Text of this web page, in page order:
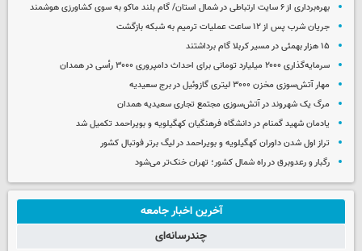
بهره‌برداری از ۶ سایت ارتباطی در شمال استان/ گام بلند ماکو به سوی کشاورزی هوشمند
جریان شرب پس از ۱۲ ساعت عملیات ترمیم به شبکه بازگشت
۱۵ هزار بهمئی در مسیر کربلا گام برداشتند
سرمایه‌گذاری ۲۰۰۰ میلیارد تومانی برای احداث دامپروری ۳۰۰۰ رأسی در همدان
مهار آتش‌سوزی مخزن ۳۰۰۰ لیتری گازوئیل در برج سعیدیه
مرگ یک شهروند در آتش‌سوزی مجتمع تجاری سعیدیه همدان
یادمان شهید گمنام در دانشگاه فرهنگیان کهگیلویه و بویراحمد تکمیل شد
تراز اول شدن داوران کهگیلویه و بویراحمد در لیگ برتر فوتبال کشور
رگبار و رعدوبرق در راه شمال کشور؛ تهران خنک‌تر می‌شود
آخرین اخبار جامعه
چندرسانه‌ای